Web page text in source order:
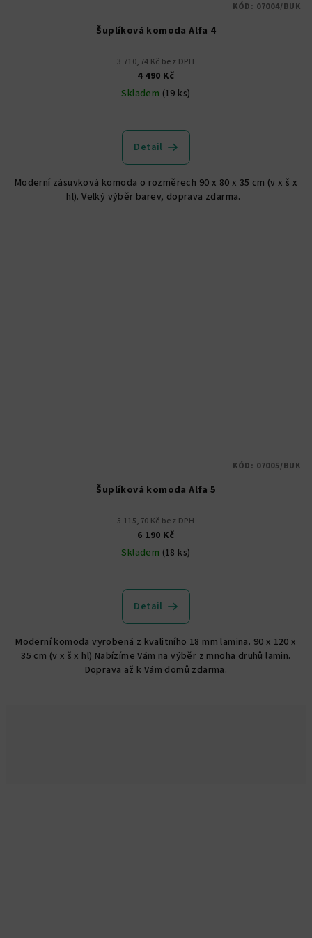
Šuplíková komoda Alfa 4
3 710,74 Kč bez DPH
4 490 Kč
Skladem (19 ks)
hodnocení
produktu
z
5
Detail
Moderní zásuvková komoda o rozměrech 90 x 80 x 35 cm (v x š x
hl). Velký výběr barev, doprava zdarma.
KÓD: 07004/BUK
Šuplíková komoda Alfa 5
5 115,70 Kč bez DPH
6 190 Kč
Skladem (18 ks)
hodnocení
produktu
z
5
hvězdiček.
Detail
Moderní komoda vyrobená z kvalitního 18 mm lamina. 90 x 120 x
35 cm (v x š x hl) Nabízíme Vám na výběr z mnoha druhů lamin.
Doprava až k Vám domů zdarma.
KÓD: 07005/BUK